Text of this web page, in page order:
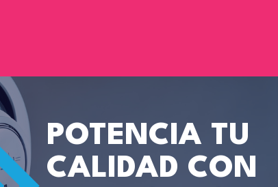
POTENCIA TU
CALIDAD CON